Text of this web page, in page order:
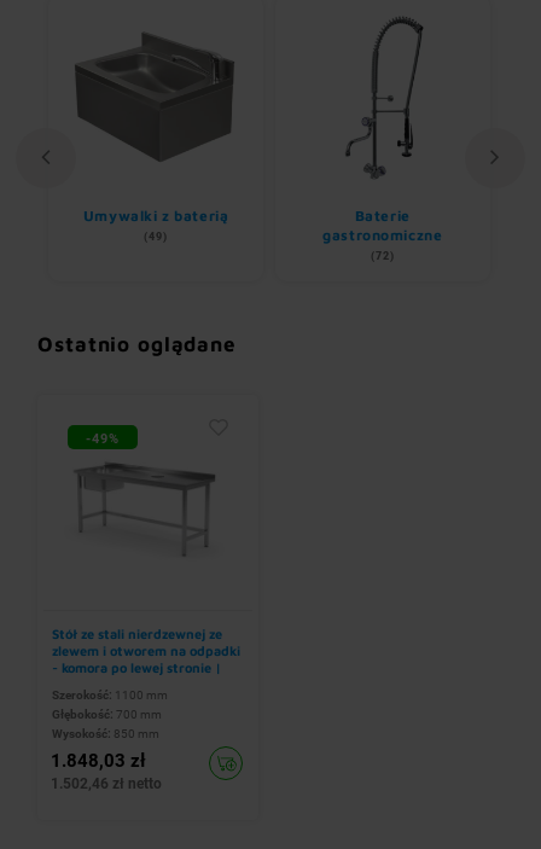
Umywalki z baterią
(49)
Baterie
gastronomiczne
(72)
Ostatnio oglądane
-49%
Stół ze stali nierdzewnej ze
zlewem i otworem na odpadki
- komora po lewej stronie |
Szerokość: 1100 mm
Głębokość: 700 mm
Wysokość: 850 mm
1.848,03 zł
1.502,46 zł netto